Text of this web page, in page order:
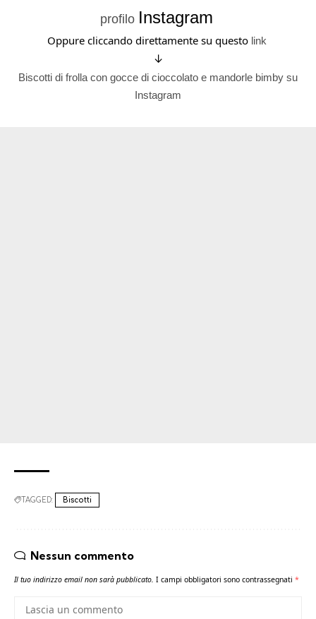
profilo Instagram
Oppure cliccando direttamente su questo link
↓
Biscotti di frolla con gocce di cioccolato e mandorle bimby su
Instagram
TAGGED: Biscotti
Nessun commento
Il tuo indirizzo email non sarà pubblicato. I campi obbligatori sono contrassegnati *